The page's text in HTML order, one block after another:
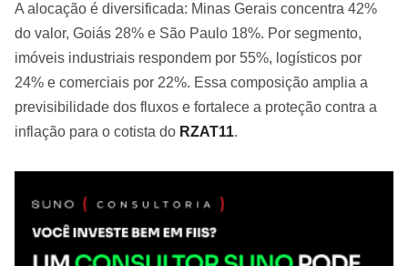
A alocação é diversificada: Minas Gerais concentra 42%
do valor, Goiás 28% e São Paulo 18%. Por segmento,
imóveis industriais respondem por 55%, logísticos por
24% e comerciais por 22%. Essa composição amplia a
previsibilidade dos fluxos e fortalece a proteção contra a
inflação para o cotista do RZAT11.